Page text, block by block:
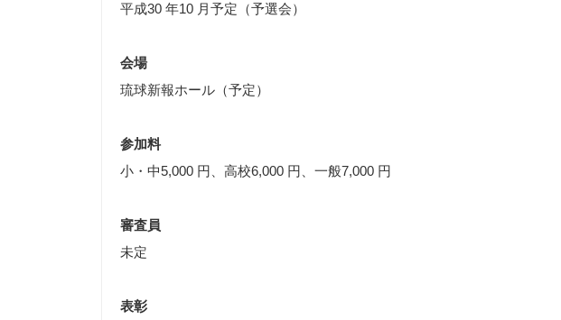
平成30 年10 月予定（予選会）
会場
琉球新報ホール（予定）
参加料
小・中5,000 円、高校6,000 円、一般7,000 円
審査員
未定
表彰